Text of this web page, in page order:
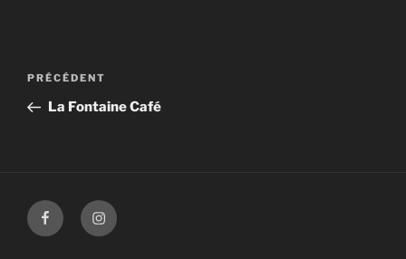
Navigation
l’article
Article
précédent
PRÉCÉDENT
La Fontaine Café
FacebookInstagram